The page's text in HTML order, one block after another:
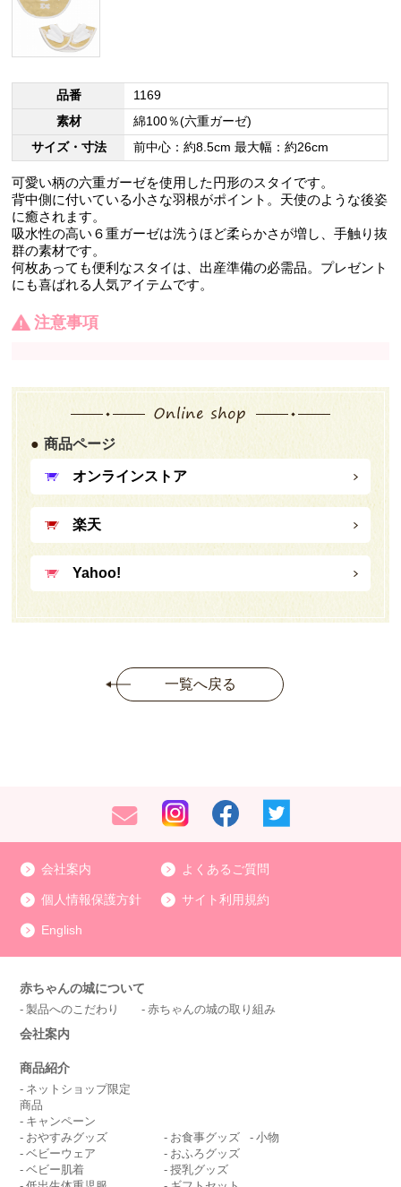
品番
1169
素材
綿100％(六重ガーゼ)
サイズ・寸法
前中心：約8.5cm 最大幅：約26cm
可愛い柄の六重ガーゼを使用した円形のスタイです。
背中側に付いている小さな羽根がポイント。天使のような後姿
に癒されます。
吸水性の高い６重ガーゼは洗うほど柔らかさが増し、手触り抜
群の素材です。
何枚あっても便利なスタイは、出産準備の必需品。プレゼント
にも喜ばれる人気アイテムです。
注意事項
商品ページ
オンラインストア
楽天
Yahoo!
一覧へ戻る
会社案内 よくあるご質問
個人情報保護方針 サイト利用規約
English
赤ちゃんの城について
製品へのこだわり 赤ちゃんの城の取り組み
会社案内
商品紹介
ネットショップ限定
商品
キャンペーン
おやすみグッズ
ベビーウェア
ベビー肌着
お食事グッズ
小物
おふろグッズ
授乳グッズ